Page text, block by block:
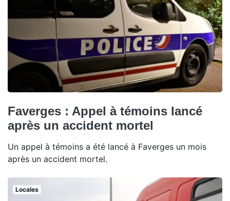
Faverges : Appel à témoins lancé
après un accident mortel
Un appel à témoins a été lancé à Faverges un mois
après un accident mortel.
Locales